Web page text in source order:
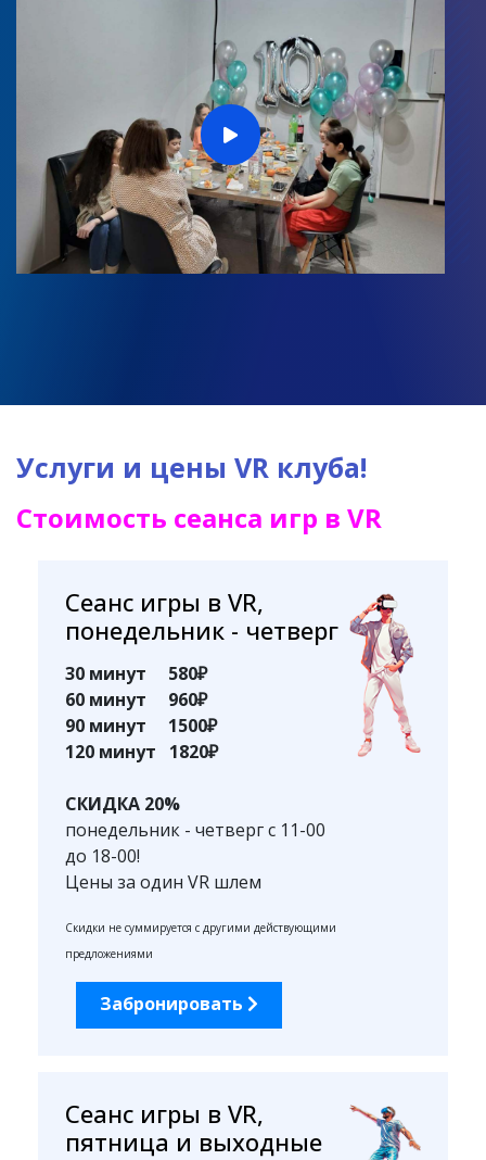
Услуги и цены VR клуба!
Стоимость сеанса игр в VR
Сеанс игры в VR,
понедельник - четверг
30 минут 580₽
60 минут 960₽
90 минут 1500₽
120 минут 1820₽
СКИДКА 20%
понедельник - четверг с 11-00
до 18-00!
Цены за один VR шлем
Скидки не суммируется с другими действующими
предложениями
Забронировать
Сеанс игры в VR,
пятница и выходные